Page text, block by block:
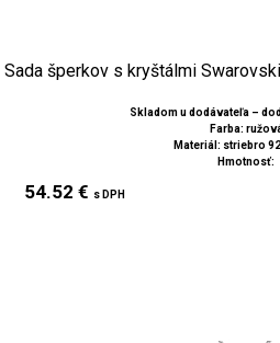
Sada šperkov s kryštálmi
Skladom u dodávateľa –
Farba:
Materiál: striebro
Hmotnosť:
54.52 € s DPH